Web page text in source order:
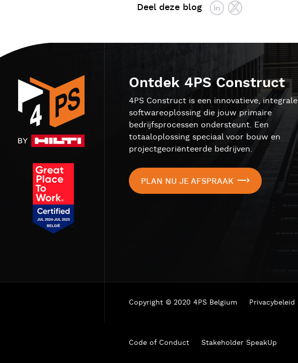
Deel deze blog
Ontdek 4PS Construct
4PS Construct is een innovatieve, integrale
softwareoplossing die jouw primaire
bedrijfsprocessen ondersteunt. Een
totaaloplossing speciaal voor bouw en
projectgeoriënteerde bedrijven.
PLAN NU JE AFSPRAAK
Copyright © 2020 4PS Belgium Privacybeleid
Code of Conduct Stakeholder SpeakUp